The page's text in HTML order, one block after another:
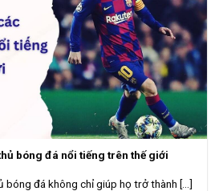
bóng đá nổi tiếng trên thế giới
bóng đá không chỉ giúp họ trở thành [...]